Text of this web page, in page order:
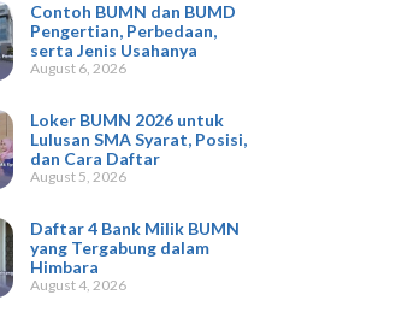
Contoh BUMN dan BUMD
Pengertian, Perbedaan,
serta Jenis Usahanya
August 6, 2026
Loker BUMN 2026 untuk
Lulusan SMA Syarat, Posisi,
dan Cara Daftar
August 5, 2026
Daftar 4 Bank Milik BUMN
yang Tergabung dalam
Himbara
August 4, 2026